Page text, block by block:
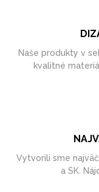
Naše produkty v
kvalitné
Vytvorili sme
a SK.